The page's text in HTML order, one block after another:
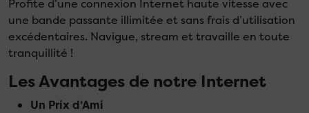
Profite d’une connexion Internet haute vitesse avec
une bande passante illimitée et sans frais d’utilisation
excédentaires. Navigue, stream et travaille en toute
tranquillité !
Les Avantages de notre Internet
Un Prix d’Ami